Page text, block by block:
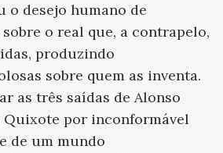
o desejo humano de
o real que, a contrapelo,
produzindo
sobre quem as inventa.
as três saídas de Alonso
por inconformável
de um mundo